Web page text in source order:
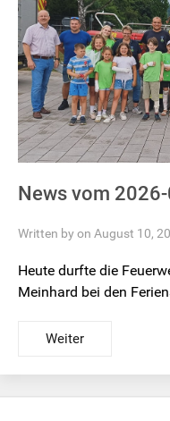
News vom
Written by on August 10,
Heute durfte die
Meinhard bei den
Weiter